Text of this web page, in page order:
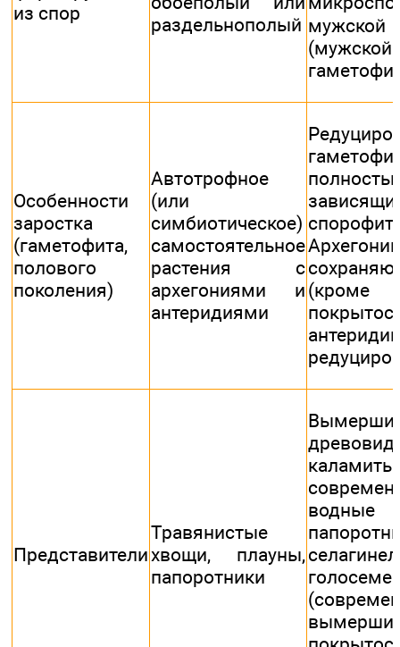
из спор
раздельнополый мужской
(мужской
Особенности
заростка
(гаметофита,
полового
поколения)
Автотрофное
(или
симбиотическое)
самостоятельное
растения с
архегониями и
антеридиями
Архегонии
(кроме
антеридии
Представители
Травянистые
хвощи, плауны,
папоротники
каламиты,
водные